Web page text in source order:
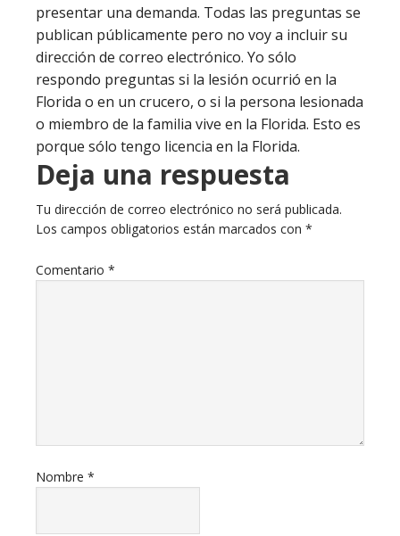
presentar una demanda. Todas las preguntas se
publican públicamente pero no voy a incluir su
dirección de correo electrónico. Yo sólo
respondo preguntas si la lesión ocurrió en la
Florida o en un crucero, o si la persona lesionada
o miembro de la familia vive en la Florida. Esto es
porque sólo tengo licencia en la Florida.
Deja una respuesta
Tu dirección de correo electrónico no será publicada.
Los campos obligatorios están marcados con *
Comentario *
Nombre *